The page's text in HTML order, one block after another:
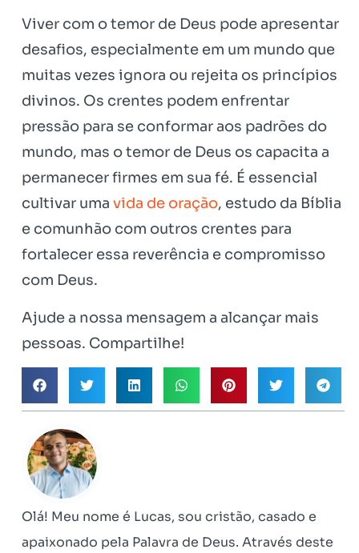
Viver com o temor de Deus pode apresentar
desafios, especialmente em um mundo que
muitas vezes ignora ou rejeita os princípios
divinos. Os crentes podem enfrentar
pressão para se conformar aos padrões do
mundo, mas o temor de Deus os capacita a
permanecer firmes em sua fé. É essencial
cultivar uma vida de oração, estudo da Bíblia
e comunhão com outros crentes para
fortalecer essa reverência e compromisso
com Deus.
Ajude a nossa mensagem a alcançar mais
pessoas. Compartilhe!
Olá! Meu nome é Lucas, sou cristão, casado e
apaixonado pela Palavra de Deus. Através deste